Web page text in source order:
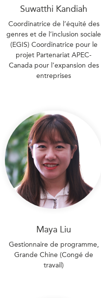
Suwatthi Kandiah
Coordinatrice de l’équité des
genres et de l’inclusion sociale
(EGIS) Coordinatrice pour le
projet Partenariat APEC-
Canada pour l’expansion des
entreprises
Maya Liu
Gestionnaire de programme,
Grande Chine (Congé de
travail)